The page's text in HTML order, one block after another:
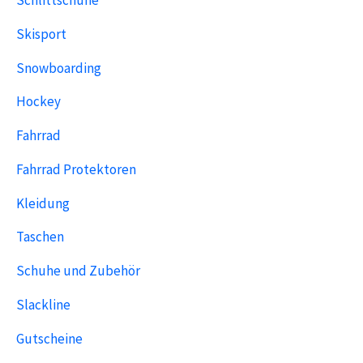
Skisport
Snowboarding
Hockey
Fahrrad
Fahrrad Protektoren
Kleidung
Taschen
Schuhe und Zubehör
Slackline
Gutscheine